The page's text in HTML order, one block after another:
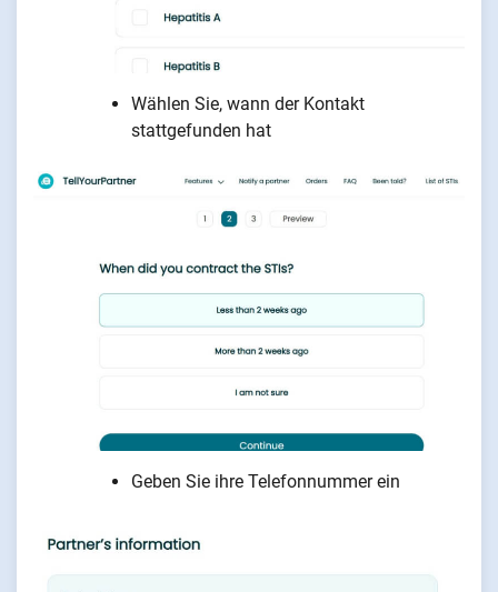
Wählen Sie, wann der Kontakt
stattgefunden hat
Geben Sie ihre Telefonnummer ein